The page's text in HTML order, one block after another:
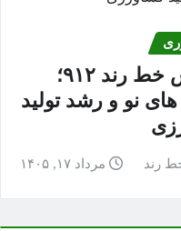
گزارش خط رند ۹۱۲؛
های نو و رشد تولید
رند مرداد ۱۷, ۱۴۰۵